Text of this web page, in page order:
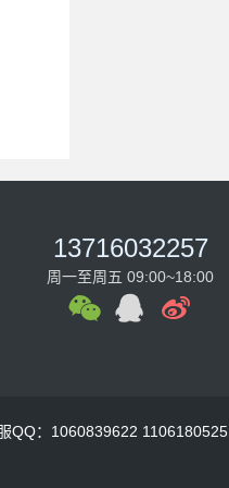
13716032257
周一至周五 09:00~18:00
QQ：1060839622 1106180525